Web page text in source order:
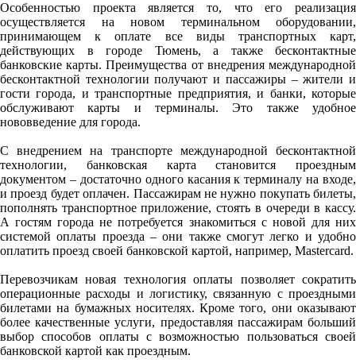
Особенностью проекта является то, что его реализация
осуществляется на новом терминальном оборудовании,
принимающем к оплате все виды транспортных карт,
действующих в городе Тюмень, а также бесконтактные
банковские карты. Преимущества от внедрения международной
бесконтактной технологии получают и пассажиры – жители и
гости города, и транспортные предприятия, и банки, которые
обслуживают карты и терминалы. Это также удобное
нововведение для города.
С внедрением на транспорте международной бесконтактной
технологии, банковская карта становится проездным
документом – достаточно одного касания к терминалу на входе,
и проезд будет оплачен. Пассажирам не нужно покупать билеты,
пополнять транспортное приложение, стоять в очереди в кассу.
А гостям города не потребуется знакомиться с новой для них
системой оплаты проезда – они также смогут легко и удобно
оплатить проезд своей банковской картой, например, Mastercard.
Перевозчикам новая технология оплаты позволяет сократить
операционные расходы и логистику, связанную с проездными
билетами на бумажных носителях. Кроме того, они оказывают
более качественные услуги, предоставляя пассажирам больший
выбор способов оплаты с возможностью пользоваться своей
банковской картой как проездным.